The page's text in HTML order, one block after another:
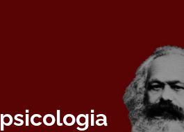
psicologia